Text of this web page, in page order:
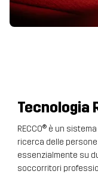
Tecnologia
RECCO® è un
ricerca delle
essenzialmente su
soccorritori